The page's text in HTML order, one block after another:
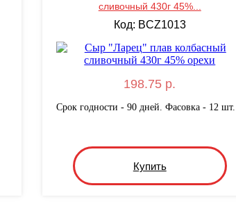
сливочный 430г 45%...
Код: BCZ1013
198.75 р.
Срок годности - 90 дней. Фасовка - 12 шт.
Купить